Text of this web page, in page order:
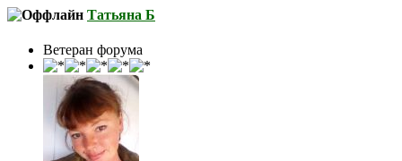
Татьяна Б
Ветеран форума